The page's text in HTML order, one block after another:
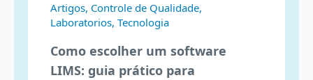
Artigos, Controle de Qualidade,
Laboratorios, Tecnologia
Como escolher um software
LIMS: guia prático para